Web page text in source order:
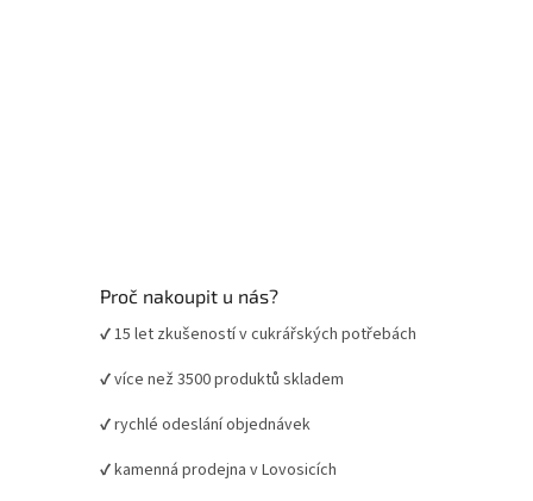
Proč nakoupit u nás?
✔ 15 let zkušeností v cukrářských potřebách
✔ více než 3500 produktů skladem
✔ rychlé odeslání objednávek
✔ kamenná prodejna v Lovosicích